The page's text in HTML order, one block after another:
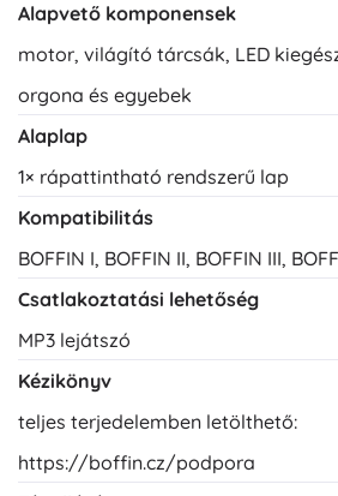
Alapvető komponensek
motor, világító tárcsák, LED
orgona és egyebek
Alaplap
1× rápattintható rendszerű lap
Kompatibilitás
BOFFIN I, BOFFIN II, BOFFIN III,
Csatlakoztatási lehetőség
MP3 lejátszó
Kézikönyv
teljes terjedelemben letölthető:
https://boffin.cz/podpora